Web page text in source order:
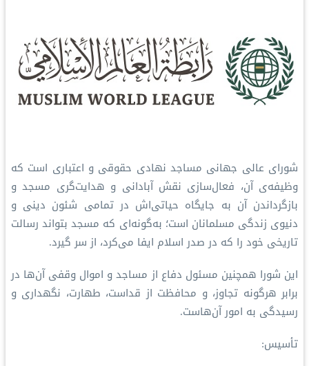
شورای عالی جهانی مساجد نهادی حقوقی و اعتباری است که
وظیفه‌ی آن، فعال‌سازی نقش آبادانی و هدایت‌گری مسجد و
بازگرداندن آن به جایگاه حیاتی‌اش در تمامی شئون دینی و
دنیوی زندگی مسلمانان است؛ به‌گونه‌ای که مسجد بتواند رسالت
تاریخی خود را که در صدر اسلام ایفا می‌کرد، از سر گیرد.
این شورا همچنین مسئول دفاع از مساجد و اموال وقفی آن‌ها در
برابر هرگونه تجاوز، و محافظت از قداست، طهارت، نگهداری و
رسیدگی به امور آن‌هاست.
تأسیس: